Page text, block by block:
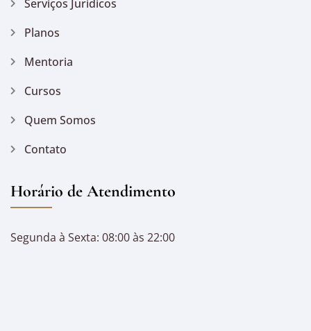
Serviços Jurídicos
Planos
Mentoria
Cursos
Quem Somos
Contato
Horário de Atendimento
Segunda à Sexta: 08:00 às 22:00